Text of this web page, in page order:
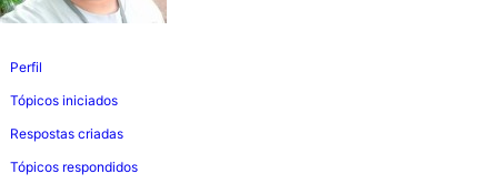
Perfil
Tópicos iniciados
Respostas criadas
Tópicos respondidos